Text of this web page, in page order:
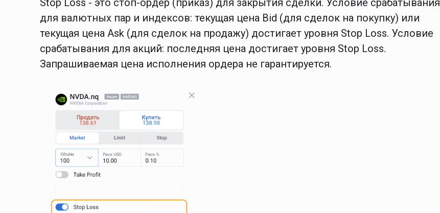
Stop Loss - это стоп-ордер (приказ) для закрытия сделки. Условие срабатывания
для валютных пар и индексов: текущая цена Bid (для сделок на покупку) или
текущая цена Ask (для сделок на продажу) достигает уровня Stop Loss. Условие
срабатывания для акций: последняя цена достигает уровня Stop Loss.
Запрашиваемая цена исполнения ордера не гарантируется.